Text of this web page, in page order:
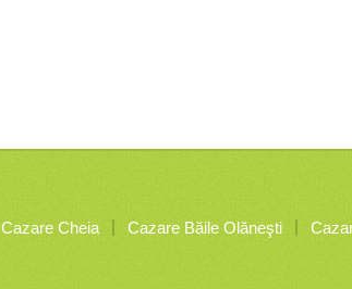
Cazare Cheia Cazare Băile Olăneşti